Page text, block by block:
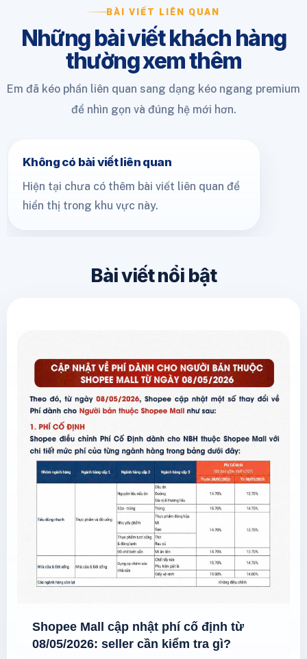
BÀI VIẾT LIÊN QUAN
Những bài viết khách hàng
thường xem thêm
Em đã kéo phần liên quan sang dạng kéo ngang premium
để nhìn gọn và đúng hệ mới hơn.
Không có bài viết liên quan
Hiện tại chưa có thêm bài viết liên quan để
hiển thị trong khu vực này.
Bài viết nổi bật
Shopee Mall cập nhật phí cố định từ
08/05/2026: seller cần kiểm tra gì?